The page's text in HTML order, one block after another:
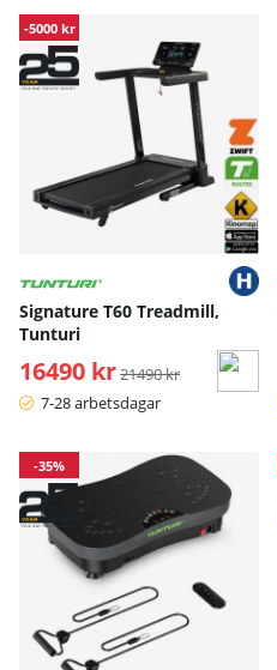
-5000 kr
Signature T60 Treadmill,
Tunturi
16490 kr Ordinarie pris:
21490 kr
7-28 arbetsdagar
-35%